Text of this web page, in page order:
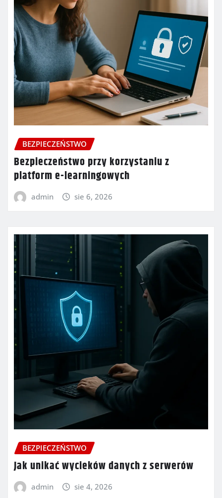
BEZPIECZEŃSTWO
Bezpieczeństwo przy korzystaniu z
platform e-learningowych
admin sie 6, 2026
BEZPIECZEŃSTWO
Jak unikać wycieków danych z serwerów
admin sie 4, 2026